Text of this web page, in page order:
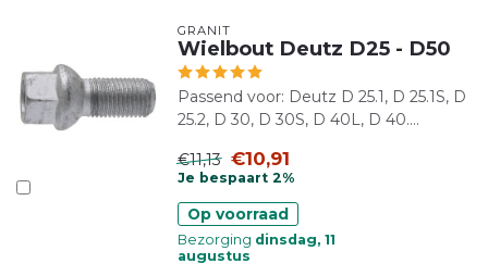
GRANIT
Wielbout Deutz D25 - D50
Passend voor: Deutz D 25.1, D 25.1S, D
25.2, D 30, D 30S, D 40L, D 40....
€11,13 €10,91
Je bespaart 2%
Op voorraad
Bezorging dinsdag, 11
augustus